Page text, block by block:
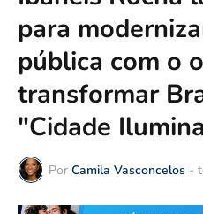
para
pública com o
transformar
"Cidade
Por Camila Vasconcelos -